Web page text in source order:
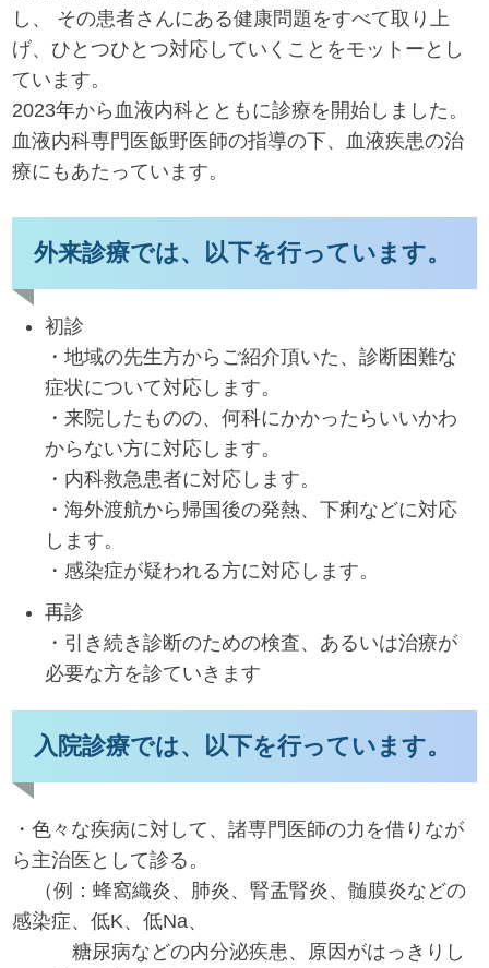
し、 その患者さんにある健康問題をすべて取り上
げ、ひとつひとつ対応していくことをモットーとし
ています。
2023年から血液内科とともに診療を開始しました。
血液内科専門医飯野医師の指導の下、血液疾患の治
療にもあたっています。
外来診療では、以下を行っています。
初診
・地域の先生方からご紹介頂いた、診断困難な
症状について対応します。
・来院したものの、何科にかかったらいいかわ
からない方に対応します。
・内科救急患者に対応します。
・海外渡航から帰国後の発熱、下痢などに対応
します。
・感染症が疑われる方に対応します。
再診
・引き続き診断のための検査、あるいは治療が
必要な方を診ていきます
入院診療では、以下を行っています。
・色々な疾病に対して、諸専門医師の力を借りなが
ら主治医として診る。
（例：蜂窩織炎、肺炎、腎盂腎炎、髄膜炎などの
感染症、低K、低Na、
糖尿病などの内分泌疾患、原因がはっきりし